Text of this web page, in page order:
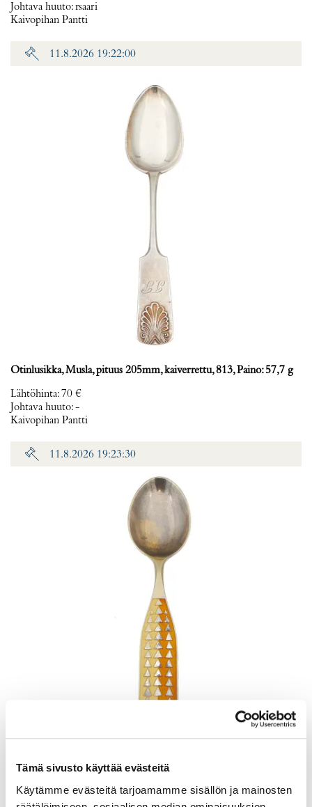
Tämä sivusto käyttää evästeitä
Käytämme evästeitä tarjoamamme sisällön ja mainosten
Johtava huuto:rsaari
Kaivopihan Pantti
11.8.2026 19:22:00
Otinlusikka, Musla, pituus 205mm, kaiverrettu, 813, Paino: 57,7 g
Lähtöhinta:70 €
Johtava huuto:-
Kaivopihan Pantti
11.8.2026 19:23:30
Lusikka, emaloitu, pituus 165mm, A. Michelsen, Tanska, Julen 1960,
925br, Paino: 48,5 g